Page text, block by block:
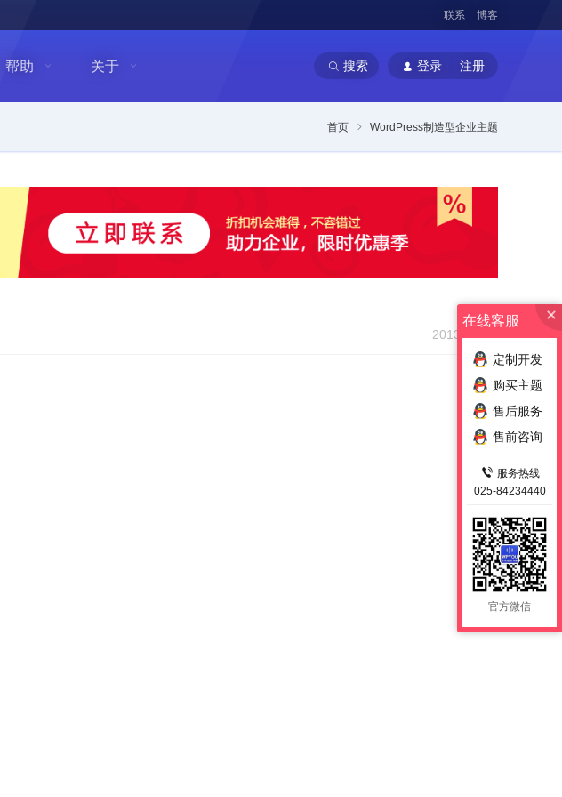
联系 博客
帮助 关于 搜索 登录 注册
首页 WordPress制造型企业主题
2013-02-14
在线客服
定制开发
购买主题
售后服务
售前咨询
服务热线
025-84234440
官方微信